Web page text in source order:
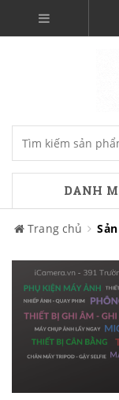
DANH
Trang chủ